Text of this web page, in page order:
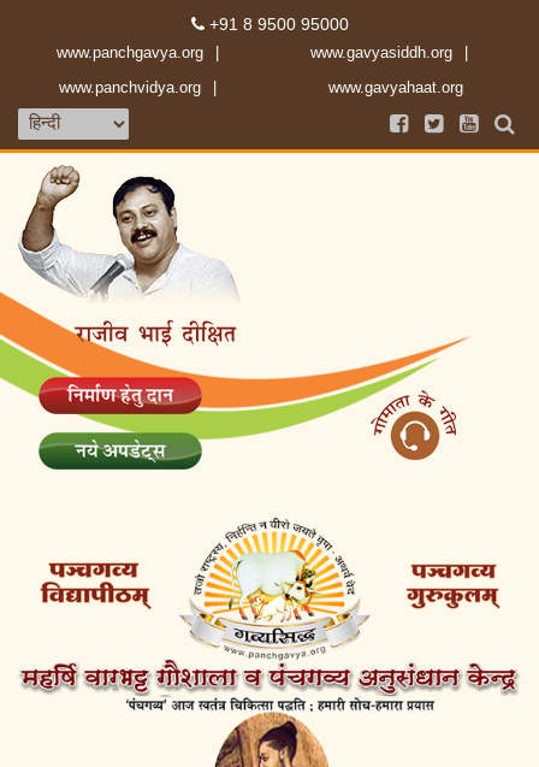
+91 8 9500 95000
www.panchgavya.org
www.gavyasiddh.org
www.panchvidya.org
www.gavyahaat.org